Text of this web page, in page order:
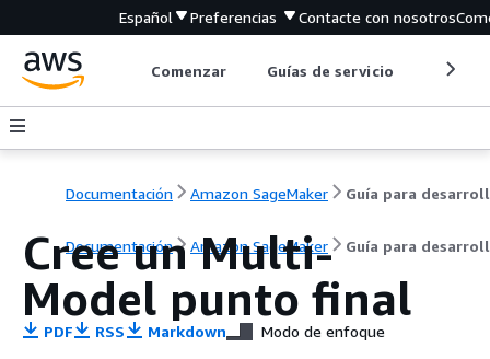
Español Preferencias Contacte con nosotros
Comenzar Guías de servicio
Documentación Amazon SageMaker
Documentación Amazon SageMaker Guía para
Cree un Multi-
Model punto final
PDF RSS Markdown Modo de enfoque